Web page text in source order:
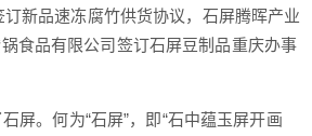
新品速冻腐竹供货协议，石屏腾晖产业
食品有限公司签订石屏豆制品重庆办事
屏。何为“石屏”，即“石中蕴玉屏开画